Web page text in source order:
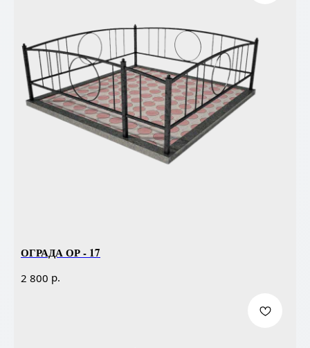
ОГРАДА ОР - 17
2 800 р.